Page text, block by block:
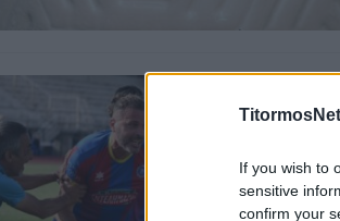
If you wish to
sensitive
confirm your